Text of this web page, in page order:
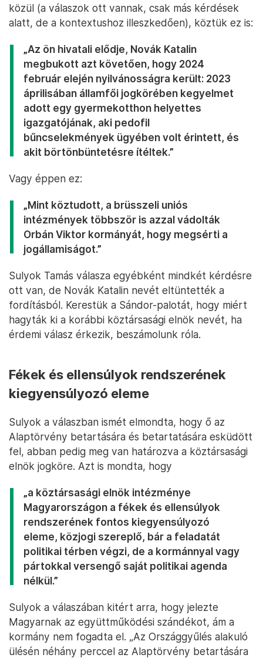
közül (a válaszok ott vannak, csak más kérdések
alatt, de a kontextushoz illeszkedően), köztük ez is:
„Az ön hivatali elődje, Novák Katalin
megbukott azt követően, hogy 2024
február elején nyilvánosságra került: 2023
áprilisában államfői jogkörében kegyelmet
adott egy gyermekotthon helyettes
igazgatójának, aki pedofil
bűncselekmények ügyében volt érintett, és
akit börtönbüntetésre ítéltek.”
Vagy éppen ez:
„Mint köztudott, a brüsszeli uniós
intézmények többször is azzal vádolták
Orbán Viktor kormányát, hogy megsérti a
jogállamiságot.”
Sulyok Tamás válasza egyébként mindkét kérdésre
ott van, de Novák Katalin nevét eltüntették a
fordításból. Kerestük a Sándor-palotát, hogy miért
hagyták ki a korábbi köztársasági elnök nevét, ha
érdemi válasz érkezik, beszámolunk róla.
Fékek és ellensúlyok rendszerének
kiegyensúlyozó eleme
Sulyok a válaszban ismét elmondta, hogy ő az
Alaptörvény betartására és betartatására esküdött
fel, abban pedig meg van határozva a köztársasági
elnök jogköre. Azt is mondta, hogy
„a köztársasági elnök intézménye
Magyarországon a fékek és ellensúlyok
rendszerének fontos kiegyensúlyozó
eleme, közjogi szereplő, bár a feladatát
politikai térben végzi, de a kormánnyal vagy
pártokkal versengő saját politikai agenda
nélkül.”
Sulyok a válaszában kitért arra, hogy jelezte
Magyarnak az együttműködési szándékot, ám a
kormány nem fogadta el. „Az Országgyűlés alakuló
ülésén néhány perccel az Alaptörvény betartására